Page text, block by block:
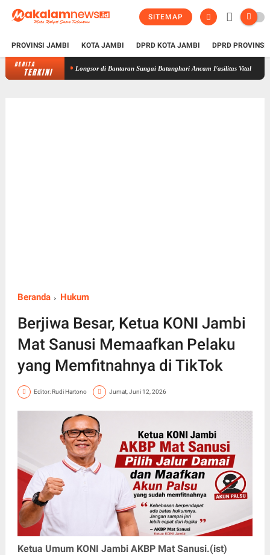
SITEMAP
PROVINSI JAMBI KOTA JAMBI DPRD KOTA JAMBI DPRD
BERITA
TERKINILongsor di Bantaran Sungai Batanghari Ancam Fasilitas Vital di Pasir
Beranda Hukum
Berjiwa Besar, Ketua KONI Jambi
Mat Sanusi Memaafkan Pelaku
yang Memfitnahnya di TikTok
Editor: Rudi Hartono Jumat, Juni 12, 2026
Ketua Umum KONI Jambi AKBP Mat Sanusi.(ist)